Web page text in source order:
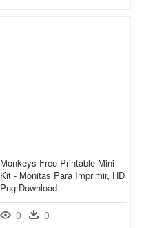
Monkeys Free Printable Mini
Kit - Monitas Para Imprimir, HD
Png Download
0 0